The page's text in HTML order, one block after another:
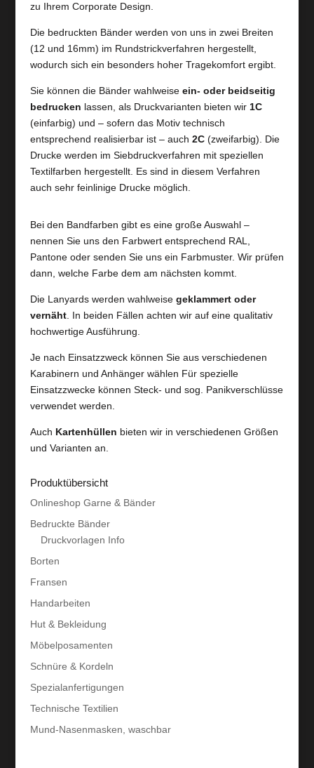
zu Ihrem Corporate Design.
Die bedruckten Bänder werden von uns in zwei Breiten
(12 und 16mm) im Rundstrickverfahren hergestellt,
wodurch sich ein besonders hoher Tragekomfort ergibt.
Sie können die Bänder wahlweise ein- oder beidseitig
bedrucken lassen, als Druckvarianten bieten wir1C
(einfarbig) und – sofern das Motiv technisch
entsprechend realisierbar ist – auch 2C(zweifarbig). Die
Drucke werden im Siebdruckverfahren mit speziellen
Textilfarben hergestellt. Es sind in diesem Verfahren
auch sehr feinlinige Drucke möglich.
Bei den Bandfarben gibt es eine große Auswahl –
nennen Sie uns den Farbwert entsprechend RAL,
Pantone oder senden Sie uns ein Farbmuster. Wir prüfen
dann, welche Farbe dem am nächsten kommt.
Die Lanyards werden wahlweise geklammert oder
vernäht. In beiden Fällen achten wir auf eine qualitativ
hochwertige Ausführung.
Je nach Einsatzzweck können Sie aus verschiedenen
Karabinern und Anhänger wählen Für spezielle
Einsatzzwecke können Steck- und sog. Panikverschlüsse
verwendet werden.
Auch Kartenhüllen bieten wir in verschiedenen Größen
und Varianten an.
Produktübersicht
Onlineshop Garne & Bänder
Bedruckte Bänder
Druckvorlagen Info
Borten
Fransen
Handarbeiten
Hut & Bekleidung
Möbelposamenten
Schnüre & Kordeln
Spezialanfertigungen
Technische Textilien
Mund-Nasenmasken, waschbar